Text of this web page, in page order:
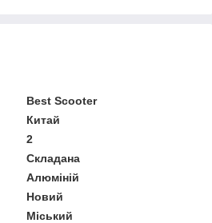
Best Scooter
Китай
2
Складана
Алюміній
Новий
Міський